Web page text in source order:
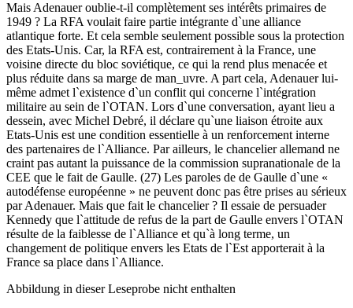
Mais Adenauer oublie-t-il complètement ses intérêts primaires de
1949 ? La RFA voulait faire partie intégrante d`une alliance
atlantique forte. Et cela semble seulement possible sous la protection
des Etats-Unis. Car, la RFA est, contrairement à la France, une
voisine directe du bloc soviétique, ce qui la rend plus menacée et
plus réduite dans sa marge de man_uvre. A part cela, Adenauer lui-
même admet l`existence d`un conflit qui concerne l`intégration
militaire au sein de l`OTAN. Lors d`une conversation, ayant lieu a
dessein, avec Michel Debré, il déclare qu`une liaison étroite aux
Etats-Unis est une condition essentielle à un renforcement interne
des partenaires de l`Alliance. Par ailleurs, le chancelier allemand ne
craint pas autant la puissance de la commission supranationale de la
CEE que le fait de Gaulle. (27) Les paroles de de Gaulle d`une «
autodéfense européenne » ne peuvent donc pas être prises au sérieux
par Adenauer. Mais que fait le chancelier ? Il essaie de persuader
Kennedy que l`attitude de refus de la part de Gaulle envers l`OTAN
résulte de la faiblesse de l`Alliance et qu`à long terme, un
changement de politique envers les Etats de l`Est apporterait à la
France sa place dans l`Alliance.
Abbildung in dieser Leseprobe nicht enthalten